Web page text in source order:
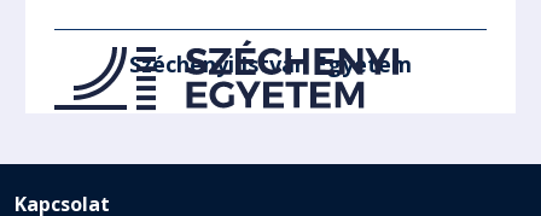
Széchenyi István Egyetem
Kapcsolat